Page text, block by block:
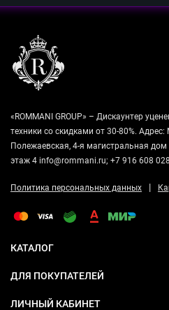
«ROMMANI GROUP» – Дискаунтер
техники со скидками от 30-80%.
Полежаевская, 4-я магистральная дом
этаж 4 info@rommani.ru; +7 916 608
Политика персональных данных |
КАТАЛОГ
ДЛЯ ПОКУПАТЕЛЕЙ
ЛИЧНЫЙ КАБИНЕТ